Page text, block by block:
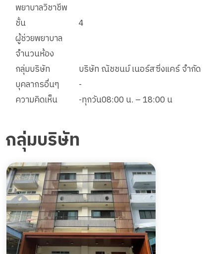
พยาบาลวิชาชีพ
ชั้น
4
ผู้ช่วยพยาบาล
จำนวนห้อง
กลุ่มบริษัท
บริษัท ณัชชนม์ เนอร์สซิ่งแคร์ จำกัด
บุคลากรอื่นๆ
-
ความคิดเห็น
-ทุกวัน08:00 น. – 18:00 น
กลุ่มบริษัท